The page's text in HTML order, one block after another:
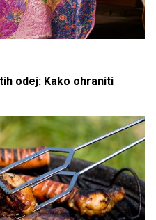
odej: Kako ohraniti